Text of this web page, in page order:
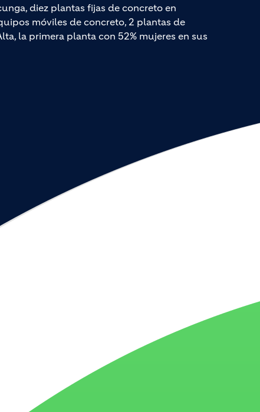
diez plantas fijas de concreto en
móviles de concreto, 2 plantas de
la primera planta con 52% mujeres en sus